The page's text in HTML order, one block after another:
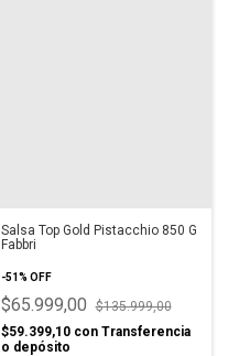
Salsa Top Gold Pistacchio 850 G
Fabbri
-51% OFF
$65.999,00
$135.999,00
$59.399,10 con Transferencia
o depósito